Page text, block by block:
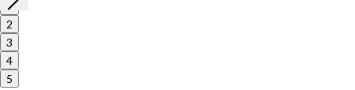
1
2
3
4
5